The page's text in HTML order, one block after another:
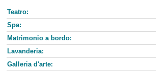
Teatro:
Spa:
Matrimonio a bordo:
Lavanderia:
Galleria d'arte: